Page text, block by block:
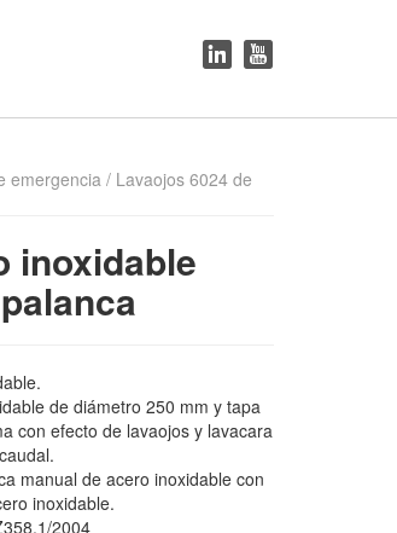
emergencia / Lavaojos 6024 de
inoxidable
de diámetro 250 mm y tapa
con efecto de lavaojos y lavacara
manual de acero inoxidable con
inoxidable.
2004